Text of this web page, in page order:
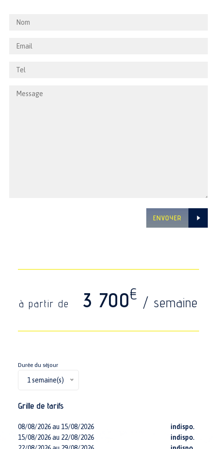
ENVOYER
à partir de 3 700€ / semaine
Durée du séjour
1 semaine(s)
Grille de tarifs
08/08/2026 au 15/08/2026
indispo.
15/08/2026 au 22/08/2026
indispo.